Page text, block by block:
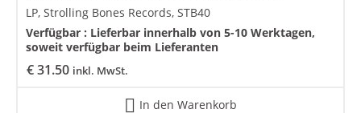
€31.50 inkl. MwSt.
LP, Strolling Bones Records, STB40
Verfügbar : Lieferbar innerhalb von 5-10 Werktagen,
soweit verfügbar beim Lieferanten
In den Warenkorb